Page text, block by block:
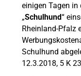
einigen Tagen
„Schulhund“
Rheinland-Pfalz
Schulhund
12.3.2018, 5 K